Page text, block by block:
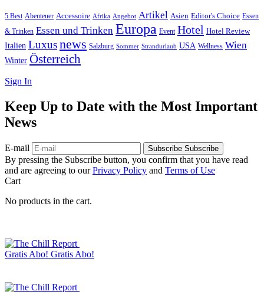
5 Best Abenteuer Accessoire Afrika Angebot Artikel Asien Editor's Choice Essen
& Trinken Essen und Trinken Europa Event Hotel Hotel Review
Italien Luxusnews Salzburg Sommer Strandurlaub USA Wellness Wien
Winter Österreich
Sign In
Keep Up to Date with the Most Important
News
E-mail Subscribe Subscribe
By pressing the Subscribe button, you confirm that you have read
and are agreeing to ourPrivacy Policy and Terms of Use
Cart
No products in the cart.
Gratis Abo! Gratis Abo!